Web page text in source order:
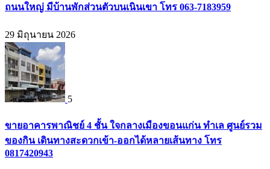
ถนนใหญ่ มีบ้านพักส่วนตัวบนเนินเขา โทร 063-7183959
29 มิถุนายน 2026
5
ขายอาคารพาณิชย์ 4 ชั้น ใจกลางเมืองขอนแก่น ทำเล ศูนย์รวม
ของกิน เดินทางสะดวกเข้า-ออกได้หลายเส้นทาง โทร
0817420943